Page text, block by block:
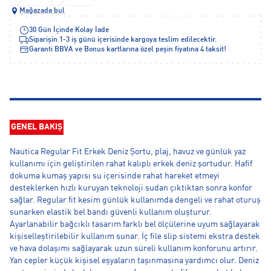
Mağazada bul
30 Gün İçinde Kolay İade
Siparişin 1-3 iş günü içerisinde kargoya teslim edilecektir.
Garanti BBVA ve Bonus kartlarına özel peşin fiyatına 4 taksit!
GENEL BAKIŞ
Nautica Regular Fit Erkek Deniz Şortu, plaj, havuz ve günlük yaz
kullanımı için geliştirilen rahat kalıplı erkek deniz şortudur. Hafif
dokuma kumaş yapısı su içerisinde rahat hareket etmeyi
desteklerken hızlı kuruyan teknoloji sudan çıktıktan sonra konfor
sağlar. Regular fit kesim günlük kullanımda dengeli ve rahat oturuş
sunarken elastik bel bandı güvenli kullanım oluşturur.
Ayarlanabilir bağcıklı tasarım farklı bel ölçülerine uyum sağlayarak
kişiselleştirilebilir kullanım sunar. İç file slip sistemi ekstra destek
ve hava dolaşımı sağlayarak uzun süreli kullanım konforunu artırır.
Yan cepler küçük kişisel eşyaların taşınmasına yardımcı olur. Deniz